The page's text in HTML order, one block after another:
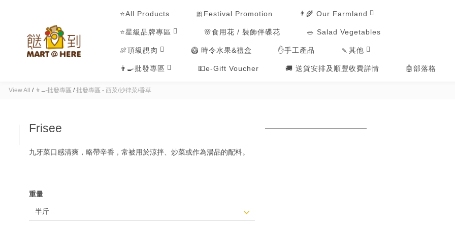
⭐All Products 🎀Festival Promotion 👨‍🌾 Our Farmland
⭐星級品牌專區 🌸食用花 / 裝飾伴碟花 🥗 Salad Vegetables
🍖頂級靚肉 🥝 時令水果&禮盒 ✋手工產品 🍡其他
👨‍🍳批發專區 💵e-Gift Voucher 🚚 送貨安排及順豐收費詳情 🤖部落格
View All / 👨‍🍳批發專區 /批發專區 - 西菜/沙律菜/香草
Frisee
九牙菜口感清爽，略帶辛香，常被用於涼拌、炒菜或作為湯品的配料。
重量